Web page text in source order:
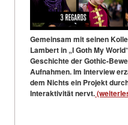
Gemeinsam mit seinen
Lambert in „I Goth My
Geschichte der Gothic-
Aufnahmen. Im Interview
dem Nichts ein Projekt
Interaktivität nervt.